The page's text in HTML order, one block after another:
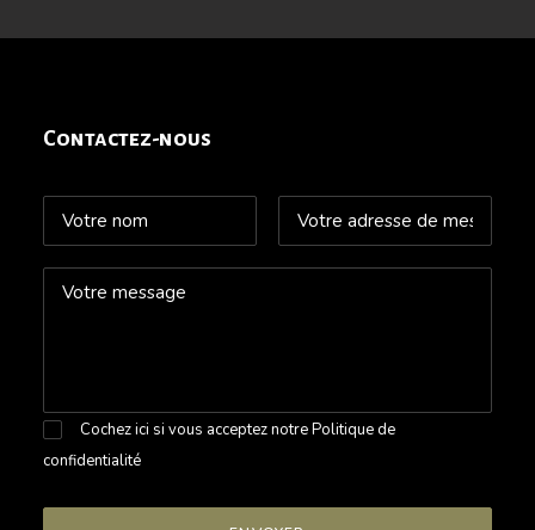
Contactez-nous
Cochez ici si vous acceptez notrePolitique de
confidentialité